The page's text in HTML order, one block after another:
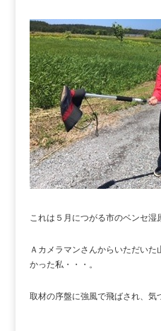
これは５月につがる市のベンセ湿
Ａカメラマンさんからいただい
かった私・・・。
取材の序盤に強風で飛ばされ、気